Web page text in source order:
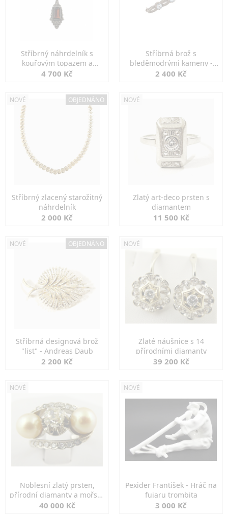
Stříbrný náhrdelník s
kouřovým topazem a
markazity
4 700 Kč
Stříbrná brož s
bleděmodrými kameny -
jemná elegance
2 400 Kč
NOVÉ OBJEDNÁNO
Stříbrný zlacený starožitný
náhrdelník
2 000 Kč
NOVÉ
Zlatý art-deco prsten s
diamantem
11 500 Kč
NOVÉ OBJEDNÁNO
Stříbrná designová brož
"list" - Andreas Daub
2 200 Kč
NOVÉ
Zlaté náušnice s 14
přírodními diamanty
39 200 Kč
NOVÉ
Noblesní zlatý prsten,
přírodní diamanty a mořské
perly
40 000 Kč
NOVÉ
Pexider František - Hráč na
fujaru trombita
3 000 Kč